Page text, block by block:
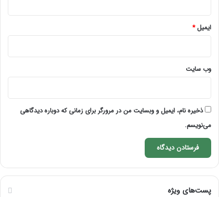
ایمیل*
وب‌ سایت
ذخیره نام، ایمیل و وبسایت من در مرورگر برای زمانی که دوباره دیدگاهی
می‌نویسم.
پست‌های ویژه